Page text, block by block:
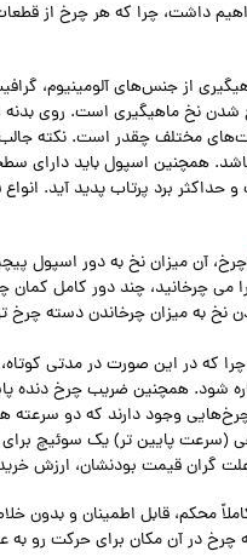
داشت، چرا که هر چرخ از
از جنس‌های آلومینیوم،
نخ ماهیگیری است. روی
مختلف چقدر است. نکته
همچنین اسپول باید دارای
برد پرتاب پدید آید. انواع
آن میزان نخ به دور اسپول
می چرخانید، چند دور كامل
به میزان چرخاندن دسته چرخ
که در این صورت در مدتی کوتاه،
همچنین ضریب چرخ دنده
وجود دارند که دو سرعته
(سرعت پایین تر) یک سوئیچ
گران قیمت بودنشان، ارزش
محکم، قابل اطمینان و بدون
چرخ در آن مکان برای حرکت رو